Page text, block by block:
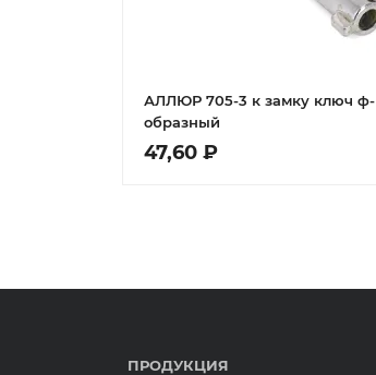
АЛЛЮР 705-3 к замку ключ ф-
образный
47,60 ₽
ПРОДУКЦИЯ